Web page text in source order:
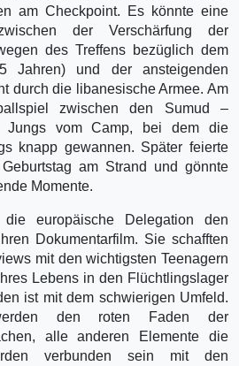
am Checkpoint. Es könnte eine
der Verschärfung der
des Treffens bezüglich dem
Jahren) und der ansteigenden
durch die libanesische Armee. Am
zwischen den Sumud –
Jungs vom Camp, bei dem die
knapp gewannen. Später feierte
am Strand und gönnte
Momente.
europäische Delegation den
Dokumentarfilm. Sie schafften
mit den wichtigsten Teenagern
Lebens in den Flüchtlingslager
ist mit dem schwierigen Umfeld.
den roten Faden der
alle anderen Elemente die
verbunden sein mit den